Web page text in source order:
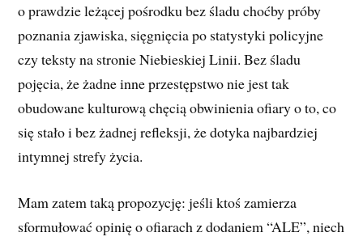
o prawdzie leżącej pośrodku bez śladu choćby próby
poznania zjawiska, sięgnięcia po statystyki policyjne
czy teksty na stronie Niebieskiej Linii. Bez śladu
pojęcia, że żadne inne przestępstwo nie jest tak
obudowane kulturową chęcią obwinienia ofiary o to, co
się stało i bez żadnej refleksji, że dotyka najbardziej
intymnej strefy życia.
Mam zatem taką propozycję: jeśli ktoś zamierza
sformułować opinię o ofiarach z dodaniem “ALE”, niech